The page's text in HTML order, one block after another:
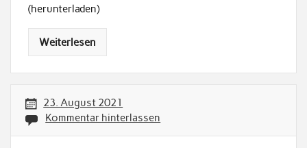
(herunterladen)
Weiterlesen
23. August 2021
Kommentar hinterlassen